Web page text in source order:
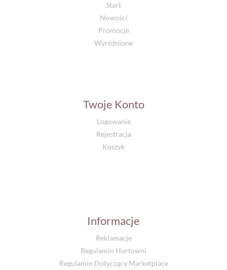
Start
Nowości
Promocje
Wyróżnione
Twoje Konto
Logowanie
Rejestracja
Koszyk
Informacje
Reklamacje
Regulamin Hurtowni
Regulamin Dotyczący Marketplace